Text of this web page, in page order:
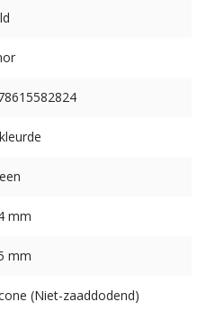
mm
mm
(Niet-zaaddodend)